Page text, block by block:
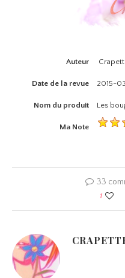
Auteur
Date de la revue 2015-
Nom du produit Les
Ma Note
33
1